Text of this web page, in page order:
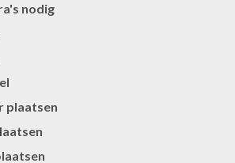
nodig
plaatsen